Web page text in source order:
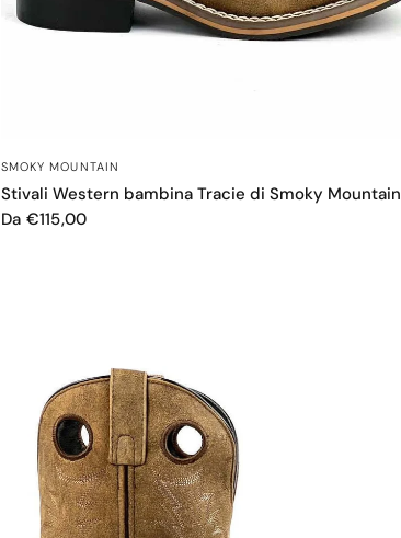
SMOKY MOUNTAIN
Stivali Western bambina Tracie di Smoky Mountain
Da €115,00